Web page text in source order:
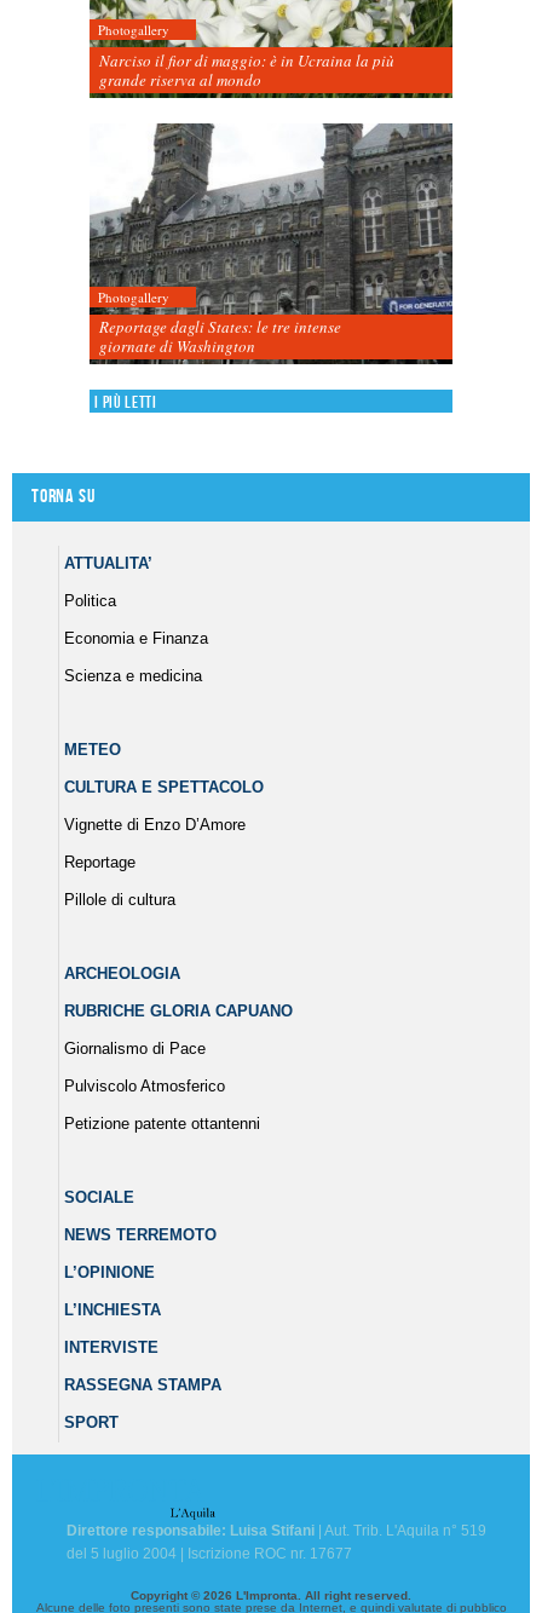
Photogallery
Narciso il fior di maggio: è in Ucraina la più
grande riserva al mondo
Photogallery
Reportage dagli States: le tre intense
giornate di Washington
I più letti
Torna su
ATTUALITA’
Politica
Economia e Finanza
Scienza e medicina
METEO
CULTURA E SPETTACOLO
Vignette di Enzo D’Amore
Reportage
Pillole di cultura
ARCHEOLOGIA
RUBRICHE GLORIA CAPUANO
Giornalismo di Pace
Pulviscolo Atmosferico
Petizione patente ottantenni
SOCIALE
NEWS TERREMOTO
L’OPINIONE
L’INCHIESTA
INTERVISTE
RASSEGNA STAMPA
SPORT
Direttore responsabile: Luisa Stifani | Aut. Trib. L'Aquila n° 519
del 5 luglio 2004 | Iscrizione ROC nr. 17677
Copyright © 2026 L'Impronta. All right reserved.
Alcune delle foto presenti sono state prese da Internet, e quindi valutate di pubblico